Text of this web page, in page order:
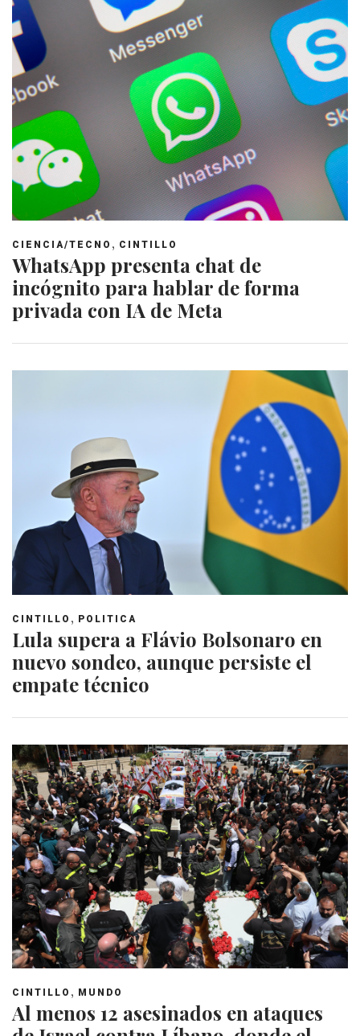
CIENCIA/TECNO , CINTILLO
WhatsApp presenta chat de
incógnito para hablar de forma
privada con IA de Meta
CINTILLO , POLITICA
Lula supera a Flávio Bolsonaro en
nuevo sondeo, aunque persiste el
empate técnico
CINTILLO , MUNDO
Al menos 12 asesinados en ataques